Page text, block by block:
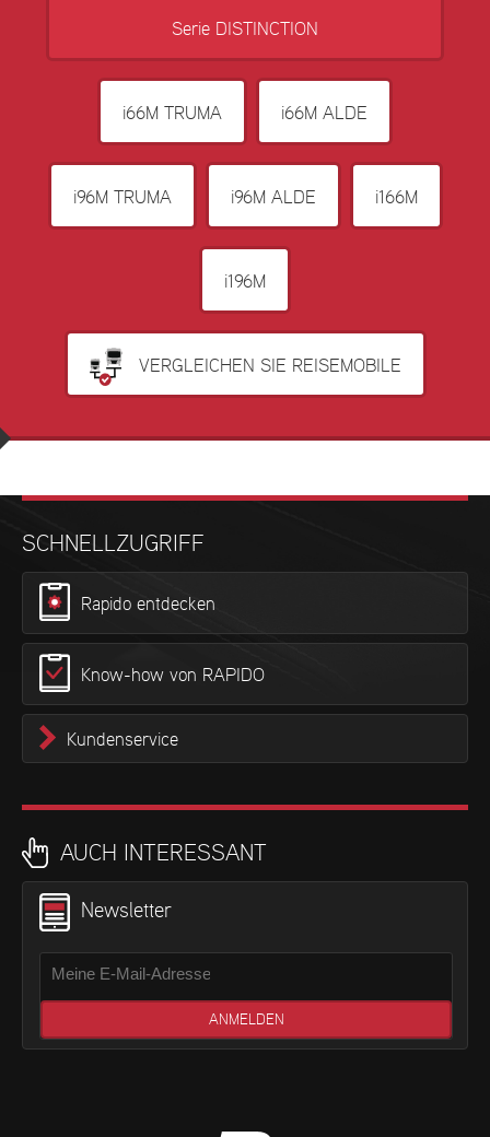
Serie DISTINCTION
i66M TRUMA i66M ALDE
i96M TRUMA i96M ALDE i166M
i196M
VERGLEICHEN SIE REISEMOBILE
SCHNELLZUGRIFF
Rapido entdecken
Know-how von RAPIDO
Kundenservice
AUCH INTERESSANT
Newsletter